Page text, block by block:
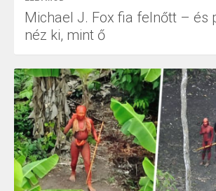
Michael J. Fox fia felnőtt – és
néz ki, mint ő